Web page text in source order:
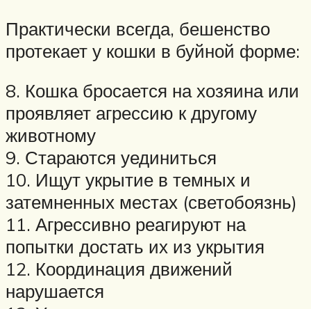
Практически всегда, бешенство
протекает у кошки в буйной форме:
8. Кошка бросается на хозяина или
проявляет агрессию к другому
животному
9. Стараются уединиться
10. Ищут укрытие в темных и
затемненных местах (светобоязнь)
11. Агрессивно реагируют на
попытки достать их из укрытия
12. Координация движений
нарушается